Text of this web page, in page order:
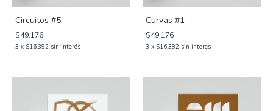
Circuitos #5
$49.176
3 x $16.392 sin interés
Curvas #1
$49.176
3 x $16.392 sin interés